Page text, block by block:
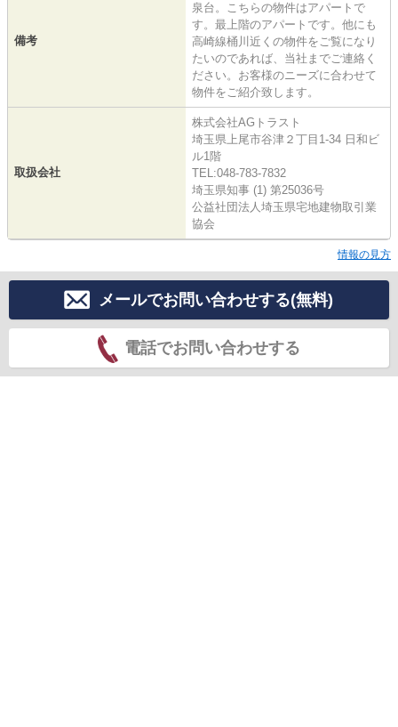
備考
泉台。こちらの物件はアパートで
す。最上階のアパートです。他にも
高崎線桶川近くの物件をご覧になり
たいのであれば、当社までご連絡く
ださい。お客様のニーズに合わせて
物件をご紹介致します。
取扱会社
株式会社AGトラスト
埼玉県上尾市谷津２丁目1-34 日和ビ
ル1階
TEL:048-783-7832
埼玉県知事 (1) 第25036号
公益社団法人埼玉県宅地建物取引業
協会
情報の見方
メールでお問い合わせする(無料)
電話でお問い合わせする